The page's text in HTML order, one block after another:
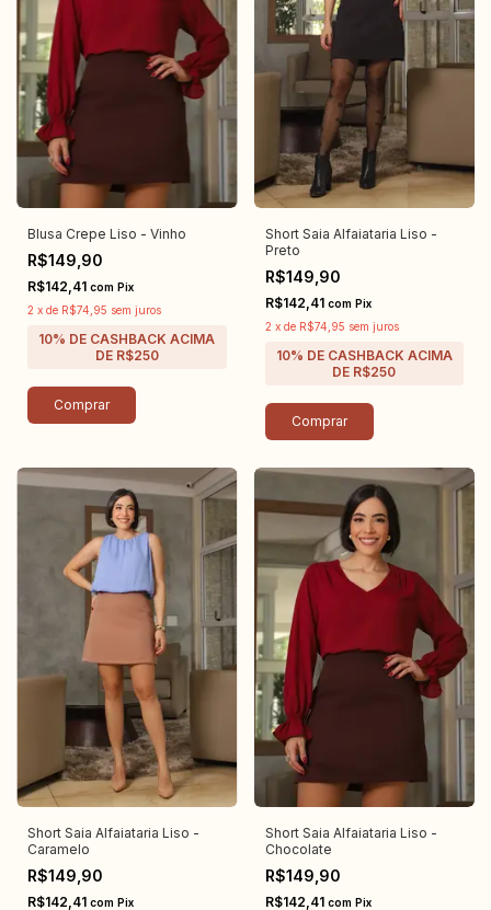
Blusa Crepe Liso - Vinho
R$149,90
R$142,41 com Pix
2 x de R$74,95 sem juros
Comprar
Short Saia Alfaiataria Liso -
Preto
R$149,90
R$142,41 com Pix
2 x de R$74,95 sem juros
Comprar
Short Saia Alfaiataria Liso -
Caramelo
R$149,90
R$142,41 com Pix
Short Saia Alfaiataria Liso -
Chocolate
R$149,90
R$142,41 com Pix